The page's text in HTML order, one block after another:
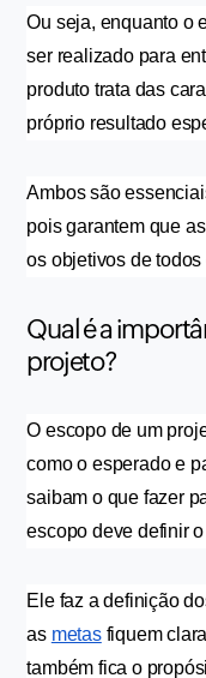
Ou seja, enquanto o
ser realizado para
produto trata das
próprio resultado
Ambos são
pois garantem que
os objetivos de
Qual é a
projeto?
O escopo de um
como o esperado e
saibam o que fazer
escopo deve definir
Ele faz a definição
as metas fiquem
também fica o